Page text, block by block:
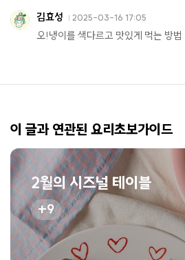
김효성 2025-03-16 17:05
오!냉이를 색다르고 맛있게 먹는 방법
이 글과 연관된 요리초보가이드
2월의 시즈널 테이블
9